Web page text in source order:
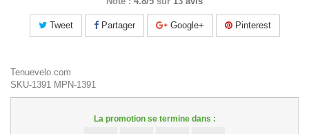
Tweet Partager Google+ Pinterest
Tenuevelo.com
SKU-1391 MPN-1391
La promotion se termine dans :